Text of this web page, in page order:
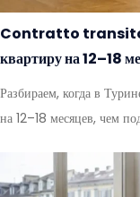
Contratto
квартиру на 12–18
Разбираем, когда в
на 12–18 месяцев, чем